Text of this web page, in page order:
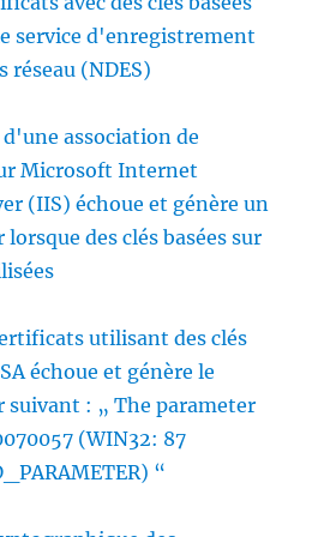
verify
one
key
recovery
certificates.
(-2146877429
CERTSRV_E_NO_VALID_KRA)“
service d'enregistrement
réseau (NDES)
association de
Microsoft Internet
(IIS) échoue et génère un
des clés basées sur
utilisant des clés
échoue et génère le
suivant : „ The parameter
(WIN32: 87
“